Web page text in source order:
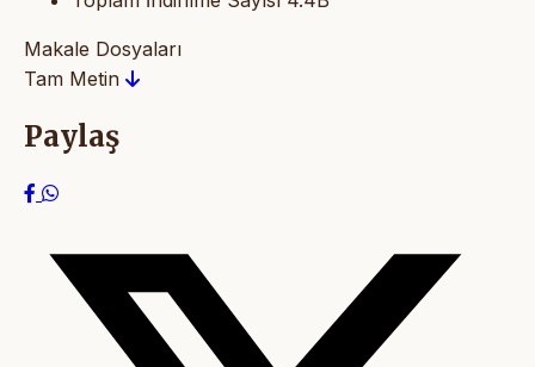
Makale Dosyaları
Tam Metin
Paylaş